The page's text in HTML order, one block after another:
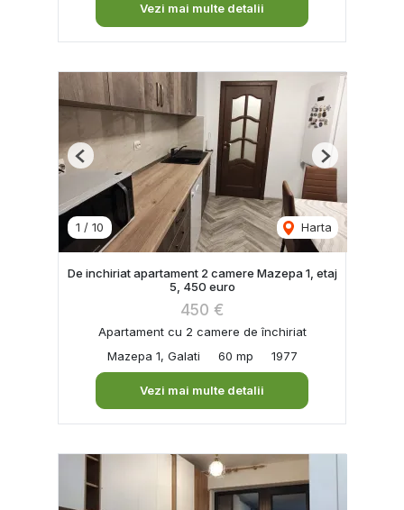
Vezi mai multe detalii
1 / 10 Harta
Previous Next
De inchiriat apartament 2 camere Mazepa 1, etaj
5, 450 euro
450 €
Apartament cu 2 camere de închiriat
Mazepa 1, Galati
60 mp 1977
Vezi mai multe detalii